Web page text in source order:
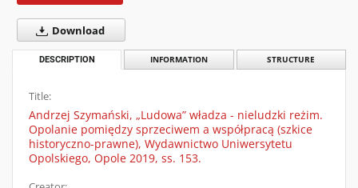
Download
DESCRIPTION INFORMATION STRUCTURE
Title:
Andrzej Szymański, „Ludowa” władza - nieludzki reżim.
Opolanie pomiędzy sprzeciwem a współpracą (szkice
historyczno-prawne), Wydawnictwo Uniwersytetu
Opolskiego, Opole 2019, ss. 153.